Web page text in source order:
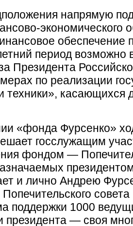
напрямую
экономического
обеспечение
период возможно
Президента
по реализации
техники», касающихся
«фонда Фурсенко»
госслужащим
фондом —
и лично Андрею
поддержки 1000
президента — своя